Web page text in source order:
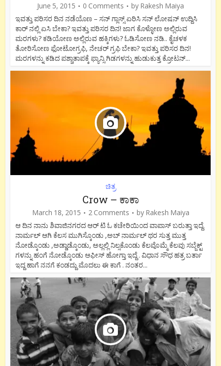
June 5, 2015 0 Comments by Rakesh Maiya
ಇವತ್ತು ಪರಿಸರ ದಿನ ನಡೆಯೊಣ – ಸನ್ ಗ್ಲಾಸ್ಸ್ ಏರಿಸಿ ಸನ್ ಲೋಷನ್ ಉದ್ದಿಸಿ
ಕಾರ್ ನಲ್ಲಿ ಏಸಿ ಬೇಕಾ? ಇವತ್ತು ಪರಿಸರ ದಿನ! ಜಾಗ ಕೊಳ್ಳೋಣ ಅಲ್ಲಿರುವ
ಮರಗಳು? ಕಡಿಯೋಣ ಅಲ್ಲಿರುವ ಹಕ್ಕಿಗಳು? ಓಡಿಸೋಣ ನಡಿ.. ಕೈಚಳಕ
ತೋರಿಸೋಣ ಫೋಟೋಗ್ರಫಿ, ನೇಚರ್ ಗ್ರಫಿ ಬೇಕಾ? ಇವತ್ತು ಪರಿಸರ ದಿನ!
ಮರಗಳನ್ನು ಕಡಿದ ಪಶ್ಚಾತಾಪಕ್ಕೆ ಫ್ಯಾನ್ಸಿ ಗಿಡಗಳನ್ನು ಹುಡುಕುತ್ತ ಕ್ರೋಟನ್...
ಚಿತ್ರ
Crow – ಕಾಕಾ
March 18, 2015 2 Comments by Rakesh Maiya
ಆ ದಿನ ನಾನು ಶಿವಾಜಿನಗರದ ಆರ್ ಟಿ ಓ ಕಚೇರಿಯಿಂದ ವಾಪಾಸ್ ಬರುತ್ತಾ ಇದ್ದೆ.
ನಾರ್ಮಲ್ ಆಗಿ ಕೆಲಸ ಮುಗಿಸ್ಕೊಂಡು ,ಅಬ್ ನಾರ್ಮಲ್ ಥರ ಸುತ್ತ ಮುತ್ತ
ನೋಡ್ಕೊಂಡು ,ಅಡ್ಡಾಡ್ಕೊಂಡು, ಅಲ್ಲಲ್ಲಿ ನಿಲ್ಸಕೊಂಡು ಕೆಲವೊಮ್ಮೆ ಕೆಲವು ಸಬ್ಜೆಕ್ಟ್
ಗಳನ್ನು ಹಂಗೆ ನೋಡ್ಕೊಂಡು ಆಫೀಸ್ ಹೋಗ್ತಾ ಇದ್ದೆ . ವಿಧಾನ ಸೌಧ ಹತ್ರ ಬರ್ತಾ
ಇದ್ದ ಹಾಗೆ ನನಗೆ ಕಂಡದ್ದು ಮೊದಲು ಈ ಕಾಗೆ . ನಂತರ...